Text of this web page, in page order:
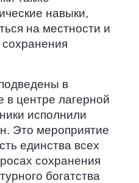
навыки,
на местности и
в
центре лагерной
исполнили
Это мероприятие
единства всех
сохранения
богатства